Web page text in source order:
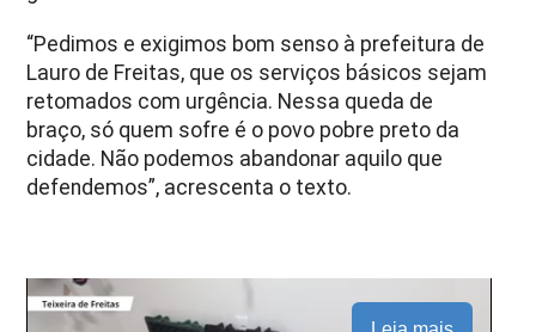
“Pedimos e exigimos bom senso à prefeitura de
Lauro de Freitas, que os serviços básicos sejam
retomados com urgência. Nessa queda de
braço, só quem sofre é o povo pobre preto da
cidade. Não podemos abandonar aquilo que
defendemos”, acrescenta o texto.